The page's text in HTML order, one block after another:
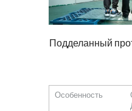
Подделанный
Особенность